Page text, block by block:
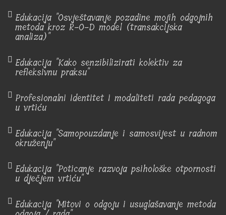
Edukacija "Osvještavanje pozadine mojih odgojnih
metoda kroz R-O-D model (transakcijska
analiza)"
Edukacija "Kako senzibilizirati kolektiv za
refleksivnu praksu"
Profesionalni identitet i modaliteti rada pedagoga
u vrtiću
Edukacija "Samopouzdanje i samosvijest u radnom
okruženju"
Edukacija "Poticanje razvoja psihološke otpornosti
u dječjem vrtiću"
Edukacija "Mitovi o odgoju i usuglašavanje metoda